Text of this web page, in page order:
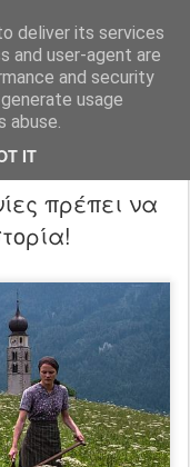
deliver its services
and user-agent are
and security
usage
abuse.
IT
Malick
πρέπει να